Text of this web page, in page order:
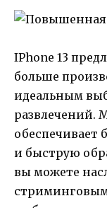
IPhone 13
больше
идеальным
развлечений.
обеспечивает
и быструю
вы можете